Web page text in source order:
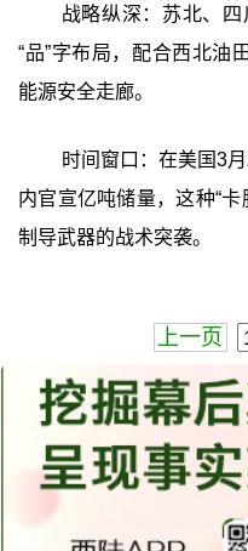
战略纵深：苏北、
“品”字布局，配合西北油
能源安全走廊。
时间窗口：在美国3
内官宣亿吨储量，这种“
制导武器的战术突袭。
上一页